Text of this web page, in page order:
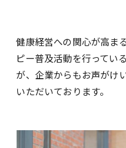
健康経営への関心が高ま
ピー普及活動を行ってい
が、企業からもお声がけ
いただいております。